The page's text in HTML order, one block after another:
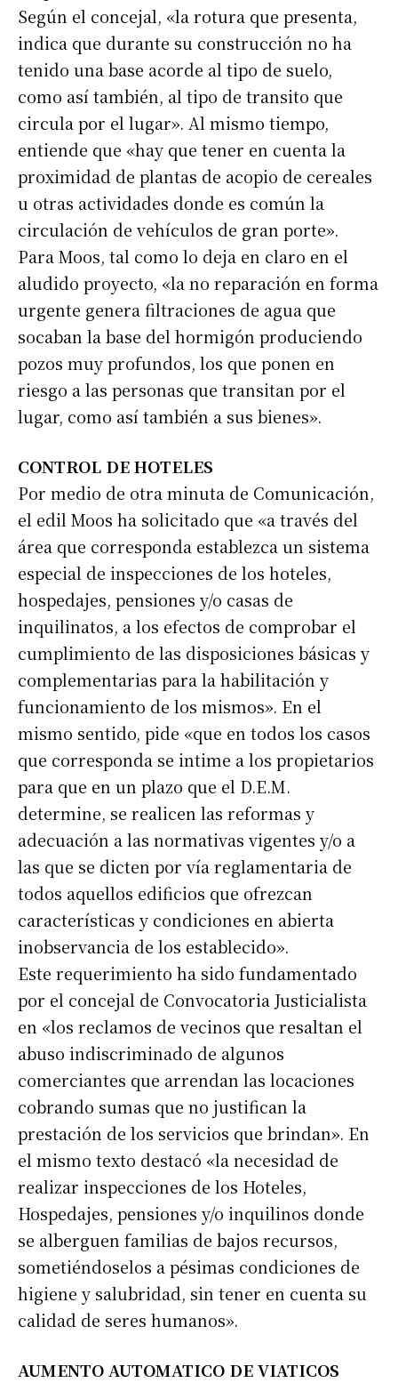
Suscribirme gratis
Dirección de correo electrónico*
Nombre
Según el concejal, «la rotura que presenta,
indica que durante su construcción no ha
tenido una base acorde al tipo de suelo,
como así también, al tipo de transito que
circula por el lugar». Al mismo tiempo,
entiende que «hay que tener en cuenta la
proximidad de plantas de acopio de cereales
u otras actividades donde es común la
circulación de vehículos de gran porte».
Para Moos, tal como lo deja en claro en el
aludido proyecto, «la no reparación en forma
urgente genera filtraciones de agua que
socaban la base del hormigón produciendo
pozos muy profundos, los que ponen en
riesgo a las personas que transitan por el
lugar, como así también a sus bienes».
CONTROL DE HOTELES
Por medio de otra minuta de Comunicación,
el edil Moos ha solicitado que «a través del
área que corresponda establezca un sistema
especial de inspecciones de los hoteles,
hospedajes, pensiones y/o casas de
inquilinatos, a los efectos de comprobar el
cumplimiento de las disposiciones básicas y
complementarias para la habilitación y
funcionamiento de los mismos». En el
mismo sentido, pide «que en todos los casos
que corresponda se intime a los propietarios
para que en un plazo que el D.E.M.
determine, se realicen las reformas y
adecuación a las normativas vigentes y/o a
las que se dicten por vía reglamentaria de
todos aquellos edificios que ofrezcan
características y condiciones en abierta
inobservancia de los establecido».
Este requerimiento ha sido fundamentado
por el concejal de Convocatoria Justicialista
en «los reclamos de vecinos que resaltan el
abuso indiscriminado de algunos
comerciantes que arrendan las locaciones
cobrando sumas que no justifican la
prestación de los servicios que brindan». En
el mismo texto destacó «la necesidad de
realizar inspecciones de los Hoteles,
Hospedajes, pensiones y/o inquilinos donde
se alberguen familias de bajos recursos,
sometiéndoselos a pésimas condiciones de
higiene y salubridad, sin tener en cuenta su
calidad de seres humanos».
AUMENTO AUTOMATICO DE VIATICOS